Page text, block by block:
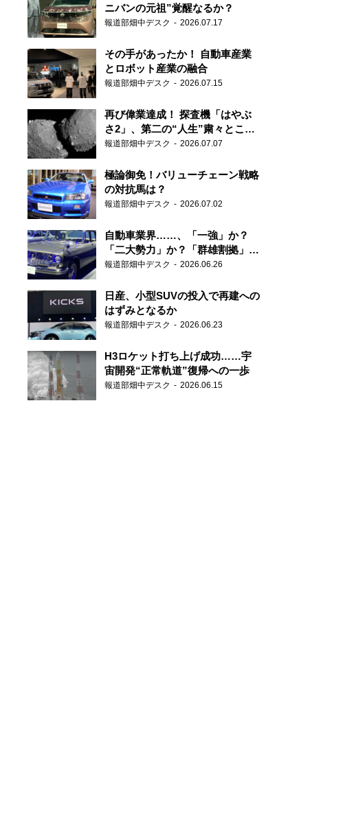
ニバンの元祖”覚醒なるか？
報道部畑中デスク 2026.07.17
その手があったか！ 自動車産業
とロボット産業の融合
報道部畑中デスク 2026.07.15
再び偉業達成！ 探査機「はやぶ
さ2」、第二の“人生”粛々とこな
す
報道部畑中デスク 2026.07.07
極論御免！バリューチェーン戦略
の対抗馬は？
報道部畑中デスク 2026.07.02
自動車業界……、「一強」か？
「二大勢力」か？「群雄割拠」
か？
報道部畑中デスク 2026.06.26
日産、小型SUVの投入で再建への
はずみとなるか
報道部畑中デスク 2026.06.23
H3ロケット打ち上げ成功……宇
宙開発“正常軌道”復帰への一歩
報道部畑中デスク 2026.06.15